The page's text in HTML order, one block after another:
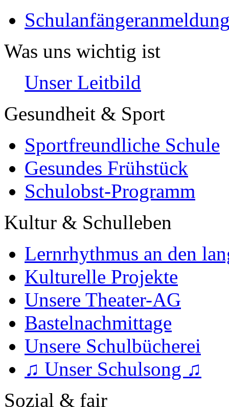
Was uns wichtig ist
Unser Leitbild
Gesundheit & Sport
Sportfreundliche Schule
Gesundes Frühstück
Schulobst-Programm
Kultur & Schulleben
Lernrhythmus an den
Kulturelle Projekte
Unsere Theater-AG
Bastelnachmittage
Unsere Schulbücherei
♫ Unser Schulsong ♫
Sozial & fair